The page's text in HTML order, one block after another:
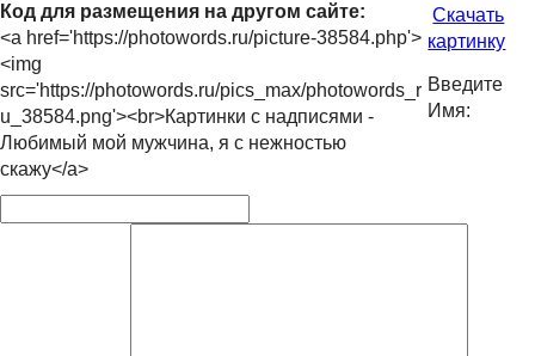
Код для размещения на другом сайте:
<a href='https://photowords.ru/picture-38584.php'>
<img
src='https://photowords.ru/pics_max/photowords_r
u_38584.png'><br>Картинки с надписями -
Любимый мой мужчина, я с нежностью
скажу</a>
Скачать
картинку
Введите
Имя: